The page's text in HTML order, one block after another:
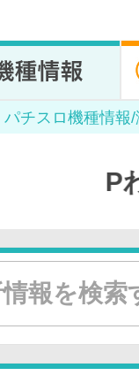
チスロ機種情報
んニャン